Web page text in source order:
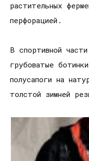
растительных
перфорацией.
В спортивной
грубоватые
полусапоги на
толстой зимней